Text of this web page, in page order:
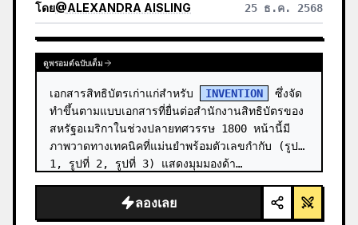
โดย@ALEXANDRA AISLING 25 ธ.ค. 2568
ดูผลลัพธ์จากโมเดลอื่น
ดูพรอมต์ฉบับเต็ม
เอกสารสิทธิบัตรเก่าแก่สำหรับ INVENTION
ซึ่งจัด
ทำขึ้นตามแบบเอกสารที่ยื่นต่อสำนักงานสิทธิบัตรของ
สหรัฐอเมริกาในช่วงปลายทศวรรษ 1800 หน้านี้มี
ภาพวาดทางเทคนิคที่แม่นยำพร้อมตัวเลขกำกับ (รูปที่
1, รูปที่ 2, รูปที่ 3) แสดงมุมมองด้า…
ลองเลย